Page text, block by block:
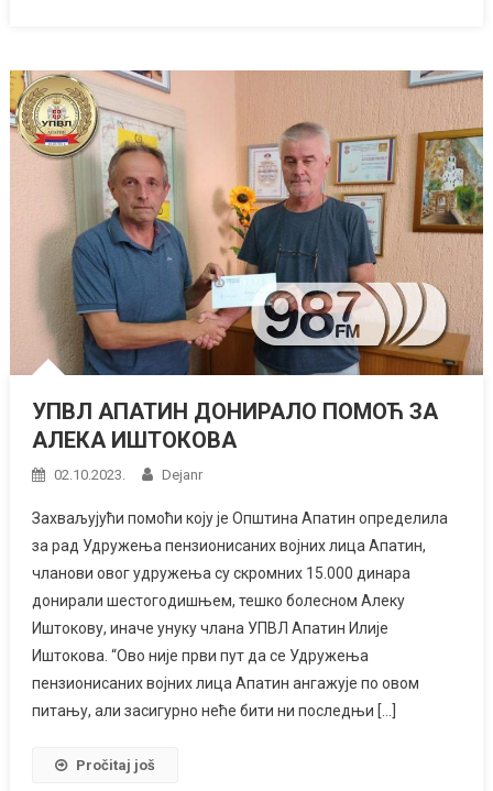
УПВЛ АПАТИН ДОНИРАЛО ПОМОЋ ЗА
АЛЕКА ИШТОКОВА
02.10.2023. Dejanr
Захваљујући помоћи коју је Општина Апатин определила
за рад Удружења пензионисаних војних лица Апатин,
чланови овог удружења су скромних 15.000 динара
донирали шестогодишњем, тешко болесном Алеку
Иштокову, иначе унуку члана УПВЛ Апатин Илије
Иштокова. “Ово није први пут да се Удружења
пензионисаних војних лица Апатин ангажује по овом
питању, али засигурно неће бити ни последњи […]
Pročitaj još